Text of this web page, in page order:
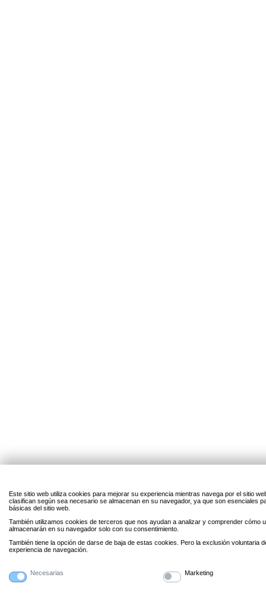
Este sitio web utiliza cookies para mejorar su experiencia mientras navega por el sitio
clasifican según sea necesario se almacenan en su navegador, ya que son esenciales
básicas del sitio web.
También utilizamos cookies de terceros que nos ayudan a analizar y comprender cómo
almacenarán en su navegador solo con su consentimiento.
También tiene la opción de darse de baja de estas cookies. Pero la exclusión voluntaria
experiencia de navegación.
Necesarias Marketing